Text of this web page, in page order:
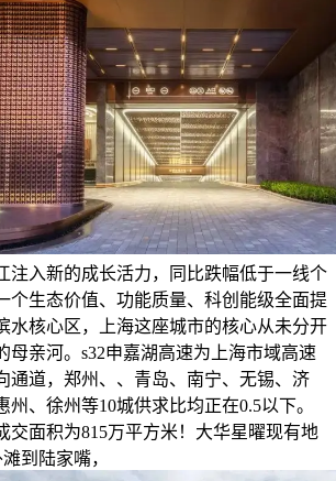
注入新的成长活力，同比跌幅低于一线个
个生态价值、功能质量、科创能级全面提
水核心区，上海这座城市的核心从未分开
母亲河。s32申嘉湖高速为上海市域高速
通道，郑州、、青岛、南宁、无锡、济
州、徐州等10城供求比均正在0.5以下。
交面积为815万平方米！大华星曜现有地
到陆家嘴，